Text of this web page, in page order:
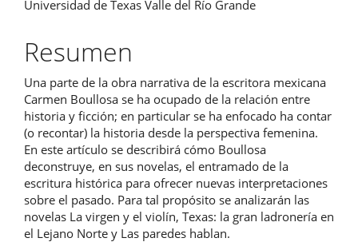
principal
del
artículo
Universidad de Texas Valle del Río Grande
Resumen
Una parte de la obra narrativa de la escritora mexicana
Carmen Boullosa se ha ocupado de la relación entre
historia y ficción; en particular se ha enfocado ha contar
(o recontar) la historia desde la perspectiva femenina.
En este artículo se describirá cómo Boullosa
deconstruye, en sus novelas, el entramado de la
escritura histórica para ofrecer nuevas interpretaciones
sobre el pasado. Para tal propósito se analizarán las
novelas La virgen y el violín, Texas: la gran ladronería en
el Lejano Norte y Las paredes hablan.